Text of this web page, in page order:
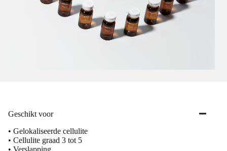
Geschikt voor
• Gelokaliseerde cellulite
• Cellulite graad 3 tot 5
• Verslapping